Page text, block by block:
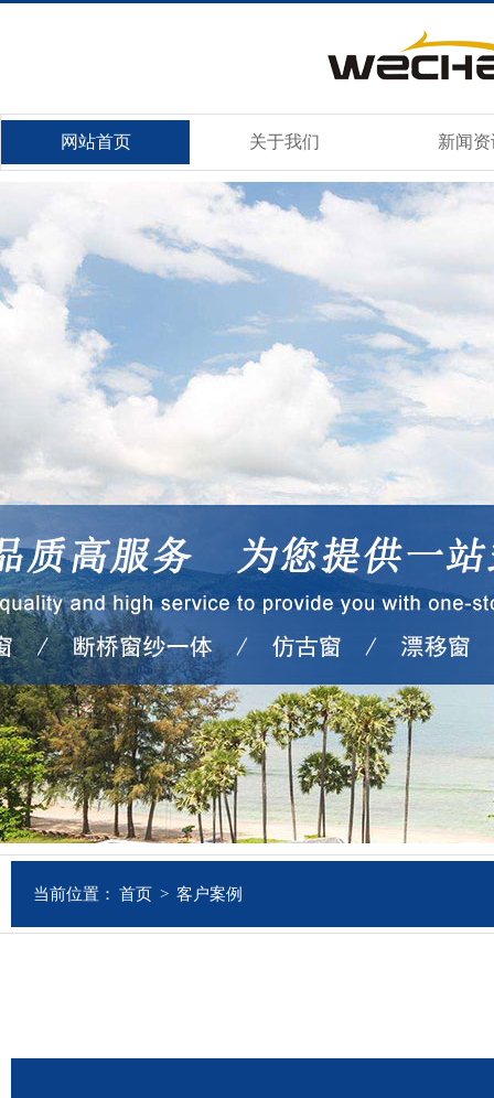
网站首页 关于我们 新闻资
当前位置： 首页 > 客户案例